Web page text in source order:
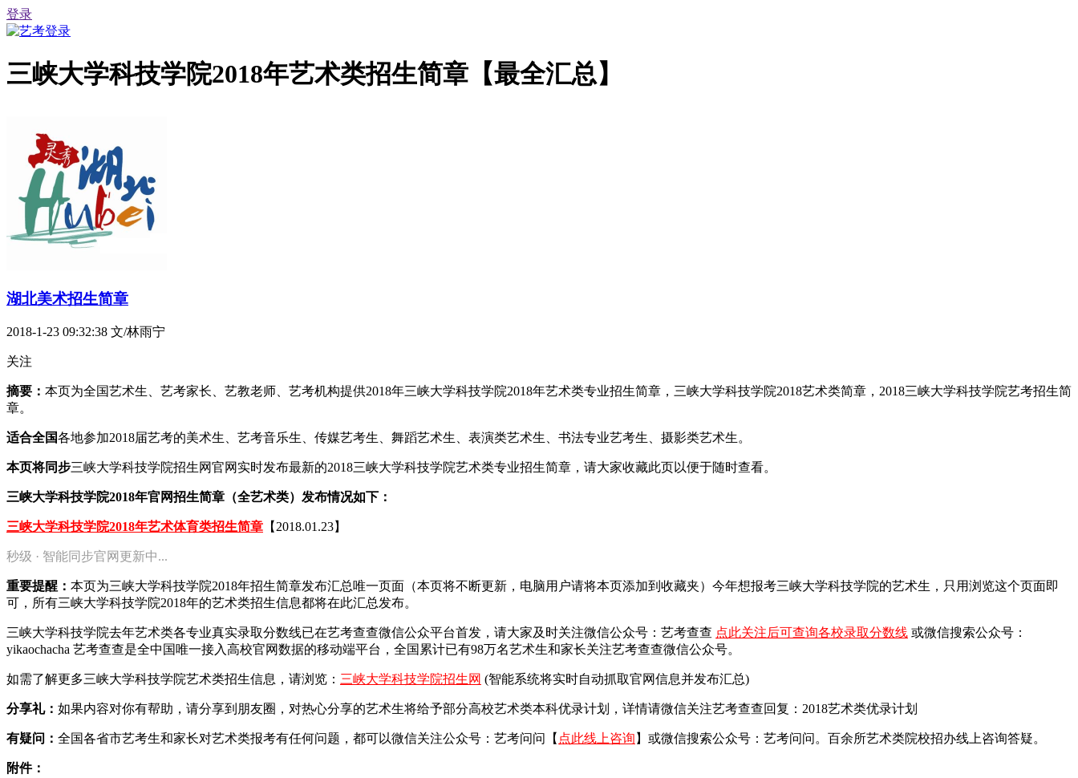
登录
三峡大学科技学院2018年艺术类招生简章【最全汇总】
湖北美术招生简章
2018-1-23 09:32:38 文/林雨宁
关注
摘要： 本页为全国艺术生、艺考家长、艺教老师、艺考机构提供2018年三峡大学科技学院2018年艺术类专业招生简章，三峡大学科技学院2018艺术类简章，2018三峡大学科技学院艺考招生简
章。
适合全国各地参加2018届艺考的美术生、艺考音乐生、传媒艺考生、舞蹈艺术生、表演类艺术生、书法专业艺考生、摄影类艺术生。
本页将同步三峡大学科技学院招生网官网实时发布最新的2018三峡大学科技学院艺术类专业招生简章，请大家收藏此页以便于随时查看。
三峡大学科技学院2018年官网招生简章（全艺术类）发布情况如下：
三峡大学科技学院2018年艺术体育类招生简章 【2018.01.23】
秒级 · 智能同步官网更新中...
重要提醒： 本页为三峡大学科技学院2018年招生简章发布汇总唯一页面（本页将不断更新，电脑用户请将本页添加到收藏夹）今年想报考三峡大学科技学院的艺术生，只用浏览这个页面即
可，所有三峡大学科技学院2018年的艺术类招生信息都将在此汇总发布。
三峡大学科技学院去年艺术类各专业真实录取分数线已在艺考查查微信公众平台首发， 请大家及时关注微信公众号：艺考查查 点此关注后可查询各校录取分数线 或微信搜索公众号：
yikaochacha 艺考查查是全中国唯一接入高校官网数据的移动端平台，全国累计已有98万名艺术生和家长关注艺考查查微信公众号。
如需了解更多三峡大学科技学院艺术类招生信息，请浏览： 三峡大学科技学院招生网 (智能系统将实时自动抓取官网信息并发布汇总)
分享礼： 如果内容对你有帮助，请分享到朋友圈，对热心分享的艺术生将给予部分高校艺术类本科优录计划，详情请微信关注艺考查查回复：2018艺术类优录计划
有疑问： 全国各省市艺考生和家长对艺术类报考有任何问题，都可以微信关注公众号：艺考问问【 点此线上咨询 】或微信搜索公众号：艺考问问。百余所艺术类院校招办线上咨询答疑。
附件：